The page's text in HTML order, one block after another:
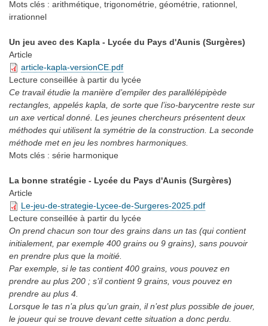
Mots clés : arithmétique, trigonométrie, géométrie, rationnel,
irrationnel
Un jeu avec des Kapla - Lycée du Pays d'Aunis (Surgères)
Article
article-kapla-versionCE.pdf
Lecture conseillée à partir du lycée
Ce travail étudie la manière d’empiler des parallélépipède
rectangles, appelés kapla, de sorte que l’iso-barycentre reste sur
un axe vertical donné. Les jeunes chercheurs présentent deux
méthodes qui utilisent la symétrie de la construction. La seconde
méthode met en jeu les nombres harmoniques.
Mots clés : série harmonique
La bonne stratégie - Lycée du Pays d'Aunis (Surgères)
Article
Le-jeu-de-strategie-Lycee-de-Surgeres-2025.pdf
Lecture conseillée à partir du lycée
On prend chacun son tour des grains dans un tas (qui contient
initialement, par exemple 400 grains ou 9 grains), sans pouvoir
en prendre plus que la moitié.
Par exemple, si le tas contient 400 grains, vous pouvez en
prendre au plus 200 ; s’il contient 9 grains, vous pouvez en
prendre au plus 4.
Lorsque le tas n’a plus qu’un grain, il n’est plus possible de jouer,
le joueur qui se trouve devant cette situation a donc perdu.